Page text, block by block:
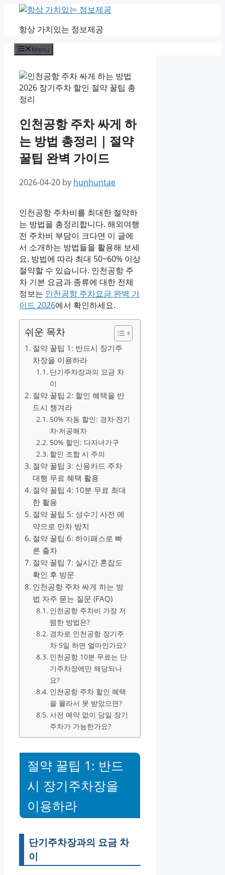
content
항상 가치있는 정보제공
Menu
인천공항 주차 싸게 하
는 방법 총정리｜절약
꿀팁 완벽 가이드
2026-04-20 by hunhuntae
인천공항 주차비를 최대한 절약하
는 방법을 총정리합니다. 해외여행
전 주차비 부담이 크다면 이 글에
서 소개하는 방법들을 활용해 보세
요. 방법에 따라 최대 50~60% 이상
절약할 수 있습니다. 인천공항 주
차 기본 요금과 종류에 대한 전체
정보는 인천공항 주차요금 완벽 가
이드 2026에서 확인하세요.
쉬운 목차
절약 꿀팁 1: 반드시 장기주
차장을 이용하라
단기주차장과의 요금 차
이
절약 꿀팁 2: 할인 혜택을 반
드시 챙겨라
50% 자동 할인: 경차·전기
차·저공해차
50% 할인: 다자녀가구
할인 조합 시 주의
절약 꿀팁 3: 신용카드 주차
대행 무료 혜택 활용
절약 꿀팁 4: 10분 무료 최대
한 활용
절약 꿀팁 5: 성수기 사전 예
약으로 만차 방지
절약 꿀팁 6: 하이패스로 빠
른 출차
절약 꿀팁 7: 실시간 혼잡도
확인 후 방문
인천공항 주차 싸게 하는 방
법 자주 묻는 질문 (FAQ)
인천공항 주차비 가장 저
렴한 방법은?
경차로 인천공항 장기주
차 5일 하면 얼마인가요?
인천공항 10분 무료는 단
기주차장에만 해당되나
요?
인천공항 주차 할인 혜택
을 몰라서 못 받았으면?
사전 예약 없이 당일 장기
주차가 가능한가요?
절약 꿀팁 1: 반드
시 장기주차장을
이용하라
단기주차장과의 요금 차
이